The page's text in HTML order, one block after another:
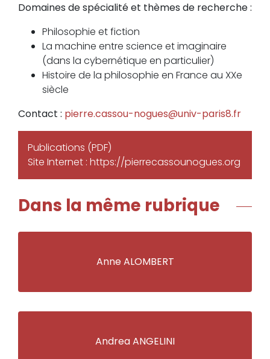
Domaines de spécialité et thèmes de recherche :
Philosophie et fiction
La machine entre science et imaginaire
(dans la cybernétique en particulier)
Histoire de la philosophie en France au XXe
siècle
Contact : pierre.cassou-nogues@univ-paris8.fr
Publications (PDF)
Site Internet : https://pierrecassounogues.org
Dans la même rubrique
Anne ALOMBERT
Andrea ANGELINI